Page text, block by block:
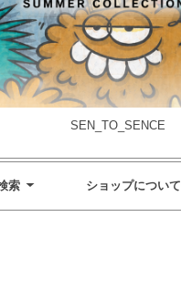
SEN_TO_SENCE
索 ショップについて